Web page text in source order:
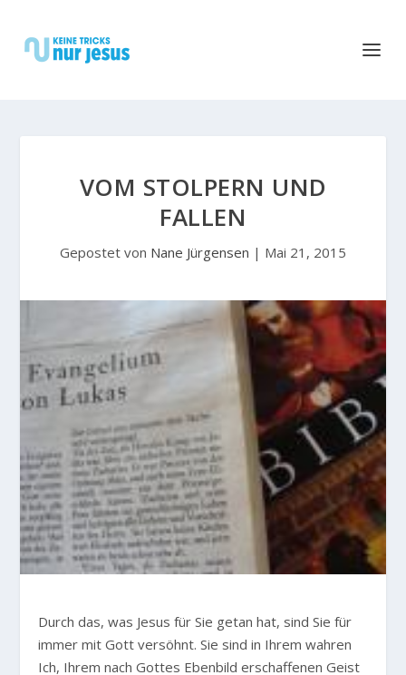
VOM STOLPERN UND
FALLEN
Gepostet von Nane Jürgensen | Mai 21, 2015
Durch das, was Jesus für Sie getan hat, sind Sie für
immer mit Gott versöhnt. Sie sind in Ihrem wahren
Ich, Ihrem nach Gottes Ebenbild erschaffenen Geist